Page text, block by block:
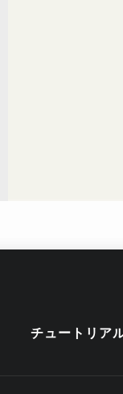
チュートリア